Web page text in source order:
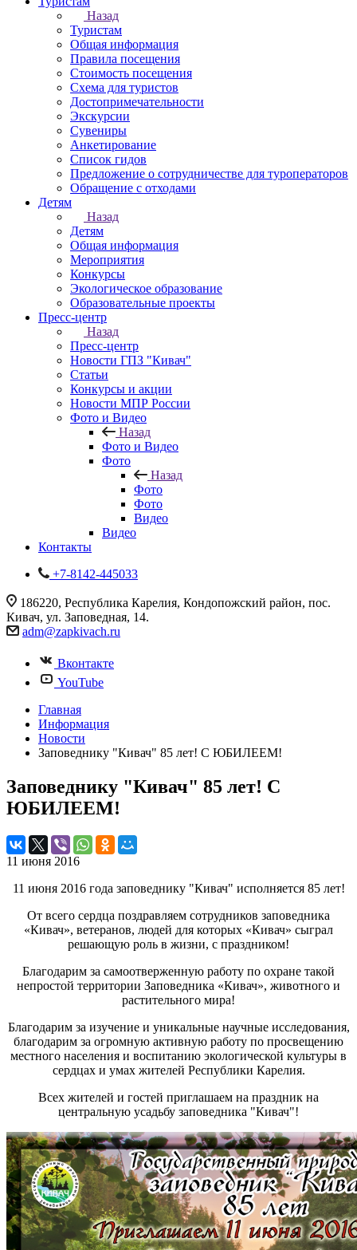
Назад
Туристам
Общая информация
Правила посещения
Стоимость посещения
Схема для туристов
Достопримечательности
Экскурсии
Сувениры
Анкетирование
Список гидов
Предложение о сотрудничестве для туроператоров
Обращение с отходами
Детям
Назад
Детям
Общая информация
Мероприятия
Конкурсы
Экологическое образование
Образовательные проекты
Пресс-центр
Назад
Пресс-центр
Новости ГПЗ "Кивач"
Статьи
Конкурсы и акции
Новости МПР России
Фото и Видео
Назад
Фото и Видео
Фото
Назад
Фото
Фото
Видео
Видео
Контакты
+7-8142-445033
186220, Республика Карелия, Кондопожский район, пос.
Кивач, ул. Заповедная, 14.
adm@zapkivach.ru
Вконтакте
YouTube
Главная
Информация
Новости
Заповеднику "Кивач" 85 лет! С ЮБИЛЕЕМ!
Заповеднику "Кивач" 85 лет! С
ЮБИЛЕЕМ!
11 июня 2016
11 июня 2016 года заповеднику "Кивач" исполняется 85 лет!
От всего сердца поздравляем сотрудников заповедника
«Кивач», ветеранов, людей для которых «Кивач» сыграл
решающую роль в жизни, с праздником!
Благодарим за самоотверженную работу по охране такой
непростой территории Заповедника «Кивач», животного и
растительного мира!
Благодарим за изучение и уникальные научные исследования,
благодарим за огромную активную работу по просвещению
местного населения и воспитанию экологической культуры в
сердцах и умах жителей Республики Карелия.
Всех жителей и гостей приглашаем на праздник на
центральную усадьбу заповедника "Кивач"!